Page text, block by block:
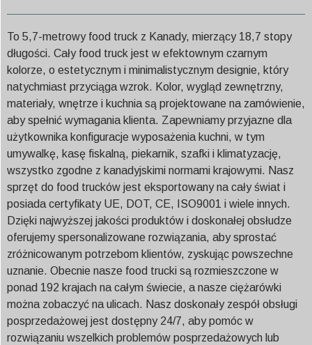
To 5,7-metrowy food truck z Kanady, mierzący 18,7 stopy
długości. Cały food truck jest w efektownym czarnym
kolorze, o estetycznym i minimalistycznym designie, który
natychmiast przyciąga wzrok. Kolor, wygląd zewnętrzny,
materiały, wnętrze i kuchnia są projektowane na zamówienie,
aby spełnić wymagania klienta. Zapewniamy przyjazne dla
użytkownika konfiguracje wyposażenia kuchni, w tym
umywalkę, kasę fiskalną, piekarnik, szafki i klimatyzację,
wszystko zgodne z kanadyjskimi normami krajowymi. Nasz
sprzęt do food trucków jest eksportowany na cały świat i
posiada certyfikaty UE, DOT, CE, ISO9001 i wiele innych.
Dzięki najwyższej jakości produktów i doskonałej obsłudze
oferujemy spersonalizowane rozwiązania, aby sprostać
zróżnicowanym potrzebom klientów, zyskując powszechne
uznanie. Obecnie nasze food trucki są rozmieszczone w
ponad 192 krajach na całym świecie, a nasze ciężarówki
można zobaczyć na ulicach. Nasz doskonały zespół obsługi
posprzedażowej jest dostępny 24/7, aby pomóc w
rozwiązaniu wszelkich problemów posprzedażowych lub